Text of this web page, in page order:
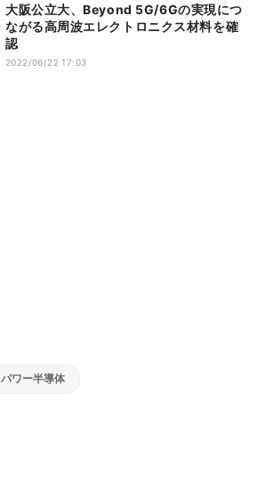
大阪公立大、Beyond 5G/6Gの実現につ
ながる高周波エレクトロニクス材料を確
認
2022/06/22 17:03
パワー半導体